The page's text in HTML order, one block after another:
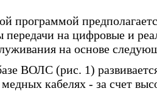
программой
передачи на цифровые и
на основе
ВОЛС (рис. 1)
кабелях - за счет